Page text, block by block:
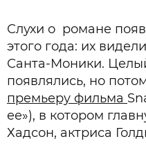
Слухи о романе
этого года: их
Санта-Моники.
появлялись, но
премьеру фильма
ее»), в котором
Хадсон, актриса